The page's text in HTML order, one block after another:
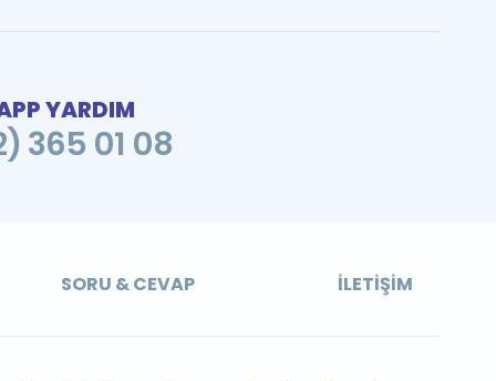
YARDIM
365 01 08
SORU & CEVAP İLETIŞIM